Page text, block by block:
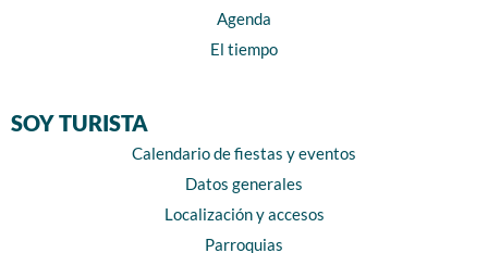
Agenda
El tiempo
SOY TURISTA
Calendario de fiestas y eventos
Datos generales
Localización y accesos
Parroquias